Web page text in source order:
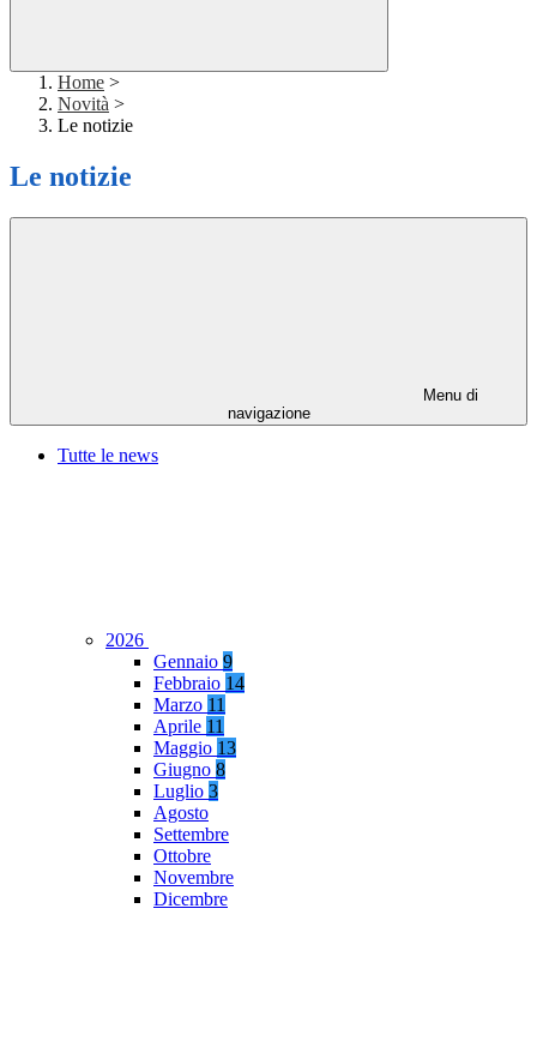
Home >
Novità >
Le notizie
Le notizie
Menu di
navigazione
Tutte le news
2026
Gennaio 9
Febbraio 14
Marzo 11
Aprile 11
Maggio 13
Giugno 8
Luglio 3
Agosto
Settembre
Ottobre
Novembre
Dicembre